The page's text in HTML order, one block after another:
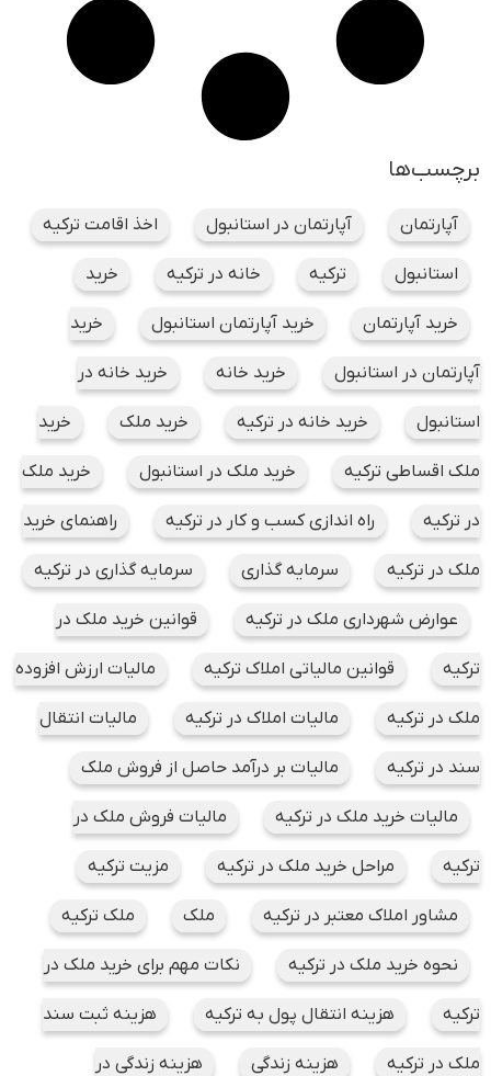
برچسب‌ها
آپارتمان آپارتمان در استانبول اخذ اقامت ترکیه
استانبول ترکیه خانه در ترکیه خرید
خرید آپارتمان خرید آپارتمان استانبول خرید
آپارتمان در استانبول خرید خانه خرید خانه در
استانبول خرید خانه در ترکیه خرید ملک خرید
ملک اقساطی ترکیه خرید ملک در استانبول خرید ملک
در ترکیه راه اندازی کسب و کار در ترکیه راهنمای خرید
ملک در ترکیه سرمایه گذاری سرمایه گذاری در ترکیه
عوارض شهرداری ملک در ترکیه قوانین خرید ملک در
ترکیه قوانین مالیاتی املاک ترکیه مالیات ارزش افزوده
ملک در ترکیه مالیات املاک در ترکیه مالیات انتقال
سند در ترکیه مالیات بر درآمد حاصل از فروش ملک
مالیات خرید ملک در ترکیه مالیات فروش ملک در
ترکیه مراحل خرید ملک در ترکیه مزیت ترکیه
مشاور املاک معتبر در ترکیه ملک ملک ترکیه
نحوه خرید ملک در ترکیه نکات مهم برای خرید ملک در
ترکیه هزینه انتقال پول به ترکیه هزینه ثبت سند
ملک در ترکیه هزینه زندگی هزینه زندگی در